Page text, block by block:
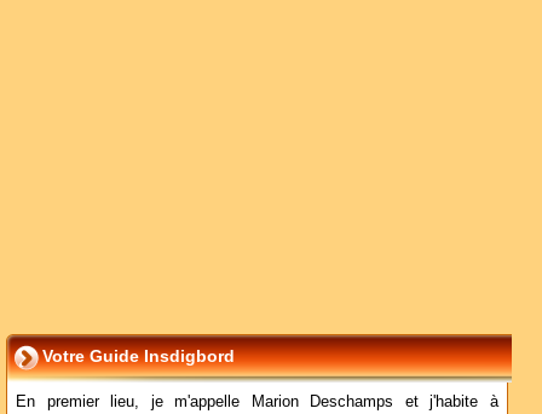
Votre Guide Insdigbord
En premier lieu, je m'appelle Marion Deschamps et j'habite à